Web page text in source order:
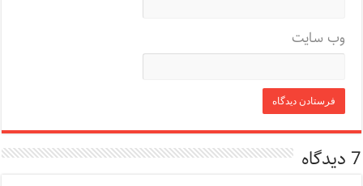
وب‌ سایت
7 دیدگاه